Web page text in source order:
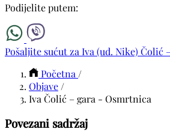
Podijelite putem:
Pošaljite sućut za Iva (ud. Nike) Čolić
Početna /
Objave /
Iva Čolić – gara - Osmrtnica
Povezani sadržaj